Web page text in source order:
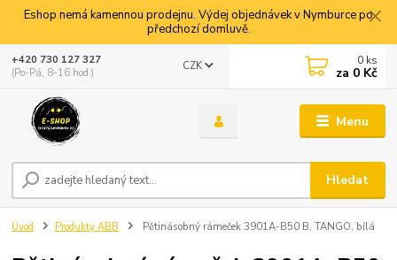
Eshop nemá kamennou prodejnu. Výdej objednávek v Nymburce po
předchozí domluvě.
Menu
CZK
Hledat
+420 730 127 327
(Po-Pá, 8-16 hod.)
0 ks
za 0 Kč
Úvod Produkty ABB Pětinásobný rámeček 3901A-B50 B, TANGO, bílá